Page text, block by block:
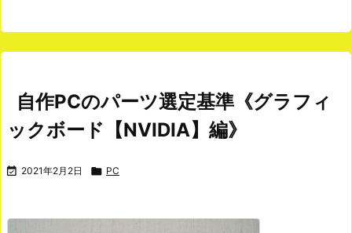
自作PCのパーツ選定基準《グラフィ
ックボード【NVIDIA】編》
 2021年2月2日  PC